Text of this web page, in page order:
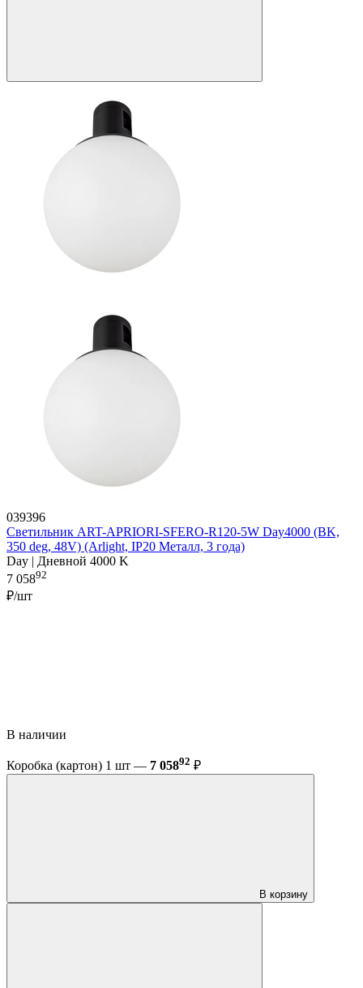
039396
Светильник ART-APRIORI-SFERO-R120-5W Day4000 (BK,
350 deg, 48V) (Arlight, IP20 Металл, 3 года)
Day | Дневной 4000 K
7 05892
₽/шт
В наличии
Коробка (картон) 1 шт — 7 05892 ₽
В корзину